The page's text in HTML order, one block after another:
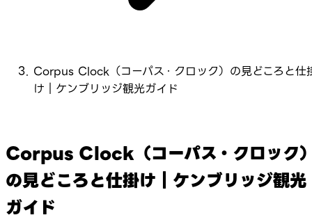
Corpus Clock（コーパス・クロック）の見どころと仕
け｜ケンブリッジ観光ガイド
Corpus Clock（コーパス・クロック
の見どころと仕掛け｜ケンブリッジ観光
ガイド